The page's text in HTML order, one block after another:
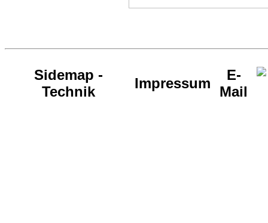
Sidemap -
Technik
Impressum
E-
Mail